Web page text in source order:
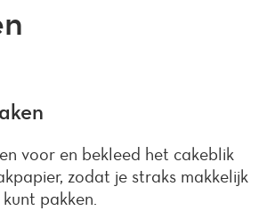
voor en bekleed het cakeblik
zodat je straks makkelijk
pakken.